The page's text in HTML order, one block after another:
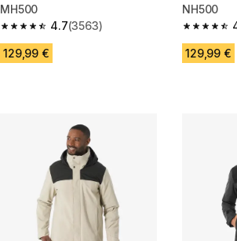
MH500
4.7
4.7 od 5 zvezdic from 3563 ocene
(3563)
129,99 €
NH500
4.7 od 5
129,99 €